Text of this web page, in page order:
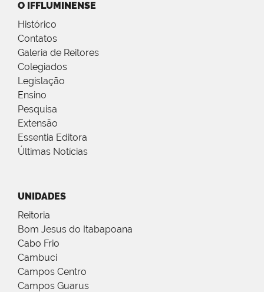
O IFFLUMINENSE
Histórico
Contatos
Galeria de Reitores
Colegiados
Legislação
Ensino
Pesquisa
Extensão
Essentia Editora
Últimas Notícias
UNIDADES
Reitoria
Bom Jesus do Itabapoana
Cabo Frio
Cambuci
Campos Centro
Campos Guarus